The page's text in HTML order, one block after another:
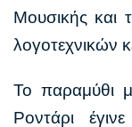
Μουσικής και
λογοτεχνικών
Το παραμύθι
Ροντάρι